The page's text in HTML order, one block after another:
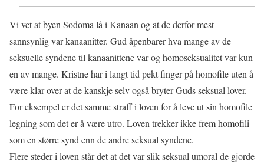
Vi vet at byen Sodoma lå i Kanaan og at de derfor mest
sannsynlig var kanaanitter. Gud åpenbarer hva mange av de
seksuelle syndene til kanaanittene var og homoseksualitet var kun
en av mange. Kristne har i langt tid pekt finger på homofile uten å
være klar over at de kanskje selv også bryter Guds seksual lover.
For eksempel er det samme straff i loven for å leve ut sin homofile
legning som det er å være utro. Loven trekker ikke frem homofili
som en større synd enn de andre seksual syndene.
Flere steder i loven står det at det var slik seksual umoral de gjorde